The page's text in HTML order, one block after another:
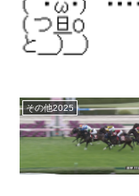
その他2025